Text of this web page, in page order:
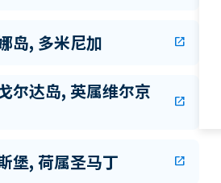
岛, 多米尼加 open_in_new
尔达岛, 英属维尔京
open_in_new
堡, 荷属圣马丁 open_in_new